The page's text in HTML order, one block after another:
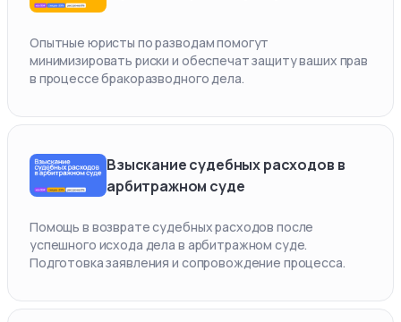
Опытные юристы по разводам помогут
минимизировать риски и обеспечат защиту ваших прав
в процессе бракоразводного дела.
Взыскание судебных расходов в
арбитражном суде
Помощь в возврате судебных расходов после
успешного исхода дела в арбитражном суде.
Подготовка заявления и сопровождение процесса.